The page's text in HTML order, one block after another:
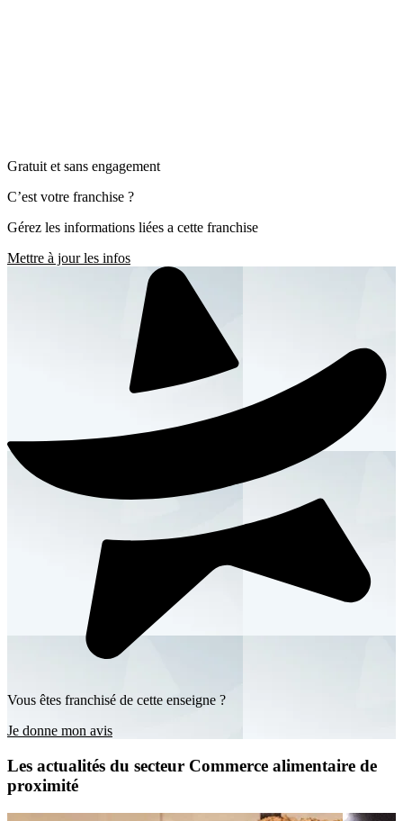
Gratuit et sans engagement
C’est votre franchise ?
Gérez les informations liées a cette franchise
Mettre à jour les infos
Vous êtes franchisé de cette enseigne ?
Je donne mon avis
Les actualités du secteur Commerce alimentaire de
proximité